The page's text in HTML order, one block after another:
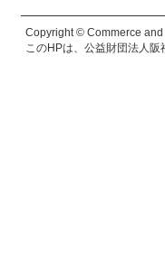
Copyright © Commerce and
このHPは、公益財団法人